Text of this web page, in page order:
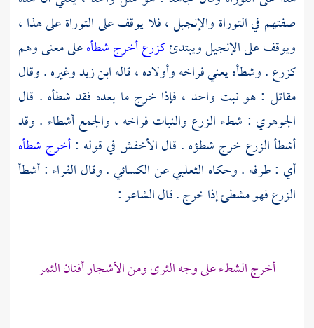
صفتهم في التوراة والإنجيل ، فلا يوقف على التوراة على هذا ،
ويوقف على الإنجيل ويبتدئكزرع أخرج شطأهعلى معنى وهم
كزرع . وشطأه يعني فراخه وأولاده ، قالهابن زيدوغيره . وقال
مقاتل : هو نبت واحد ، فإذا خرج ما بعده فقد شطأه . قال
الجوهري : شطء الزرع والنبات فراخه ، والجمع أشطاء . وقد
أشطأ الزرع خرج شطؤه . قالالأخفشفي قوله :أخرج شطأه
أي : طرفه . وحكاه الثعلبيعنالكسائي. وقال الفراء : أشطأ
الزرع فهو مشطئ إذا خرج . قال الشاعر :
أخرج الشطء على وجه الثرى ومن الأشجار أفنان الثمر